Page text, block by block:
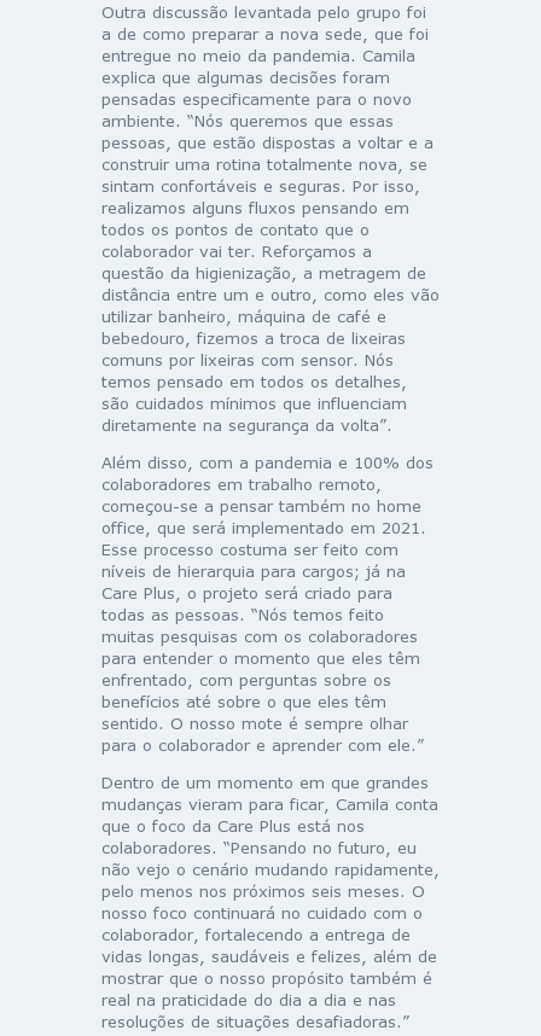
Outra discussão levantada pelo grupo foi
a de como preparar a nova sede, que foi
entregue no meio da pandemia. Camila
explica que algumas decisões foram
pensadas especificamente para o novo
ambiente. “Nós queremos que essas
pessoas, que estão dispostas a voltar e a
construir uma rotina totalmente nova, se
sintam confortáveis e seguras. Por isso,
realizamos alguns fluxos pensando em
todos os pontos de contato que o
colaborador vai ter. Reforçamos a
questão da higienização, a metragem de
distância entre um e outro, como eles vão
utilizar banheiro, máquina de café e
bebedouro, fizemos a troca de lixeiras
comuns por lixeiras com sensor. Nós
temos pensado em todos os detalhes,
são cuidados mínimos que influenciam
diretamente na segurança da volta”.
Além disso, com a pandemia e 100% dos
colaboradores em trabalho remoto,
começou-se a pensar também no home
office, que será implementado em 2021.
Esse processo costuma ser feito com
níveis de hierarquia para cargos; já na
Care Plus, o projeto será criado para
todas as pessoas. “Nós temos feito
muitas pesquisas com os colaboradores
para entender o momento que eles têm
enfrentado, com perguntas sobre os
benefícios até sobre o que eles têm
sentido. O nosso mote é sempre olhar
para o colaborador e aprender com ele.”
Dentro de um momento em que grandes
mudanças vieram para ficar, Camila conta
que o foco da Care Plus está nos
colaboradores. “Pensando no futuro, eu
não vejo o cenário mudando rapidamente,
pelo menos nos próximos seis meses. O
nosso foco continuará no cuidado com o
colaborador, fortalecendo a entrega de
vidas longas, saudáveis e felizes, além de
mostrar que o nosso propósito também é
real na praticidade do dia a dia e nas
resoluções de situações desafiadoras.”